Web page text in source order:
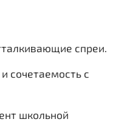
спреи.
сочетаемость с
школьной